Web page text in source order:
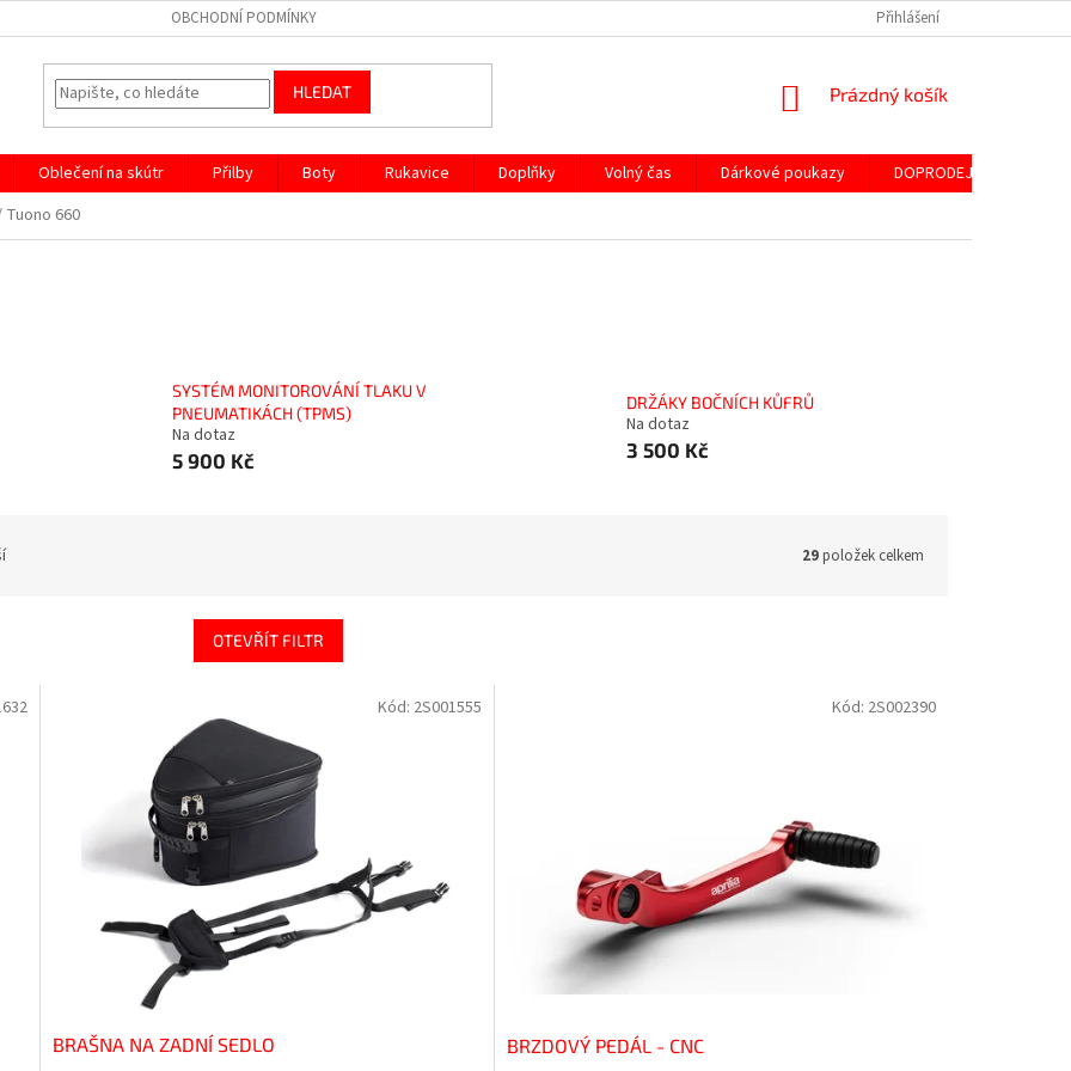
OBCHODNÍ PODMÍNKY Přihlášení
HLEDAT
NÁKUPNÍ
Prázdný košík
Oblečení na skútr Přilby Boty Rukavice Doplňky Volný čas Dárkové poukazy DOPRODEJ ND
Tuono 660
SYSTÉM MONITOROVÁNÍ TLAKU V
PNEUMATIKÁCH (TPMS)
Na dotaz
5 900 Kč
DRŽÁKY BOČNÍCH KŮFRŮ
Na dotaz
3 500 Kč
29položek celkem
OTEVŘÍT FILTR
BRAŠNA NA ZADNÍ SEDLO
Kód: 2S001555
BRZDOVÝ PEDÁL - CNC
Kód: 2S002390